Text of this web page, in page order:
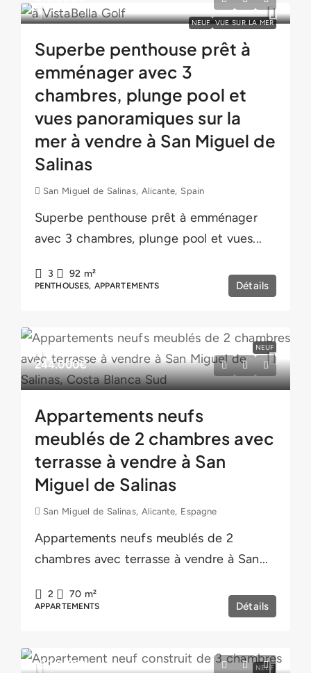
NEUF VUE SUR LA MER
Superbe penthouse prêt à
emménager avec 3
chambres, plunge pool et
vues panoramiques sur la
mer à vendre à San Miguel de
Salinas
San Miguel de Salinas, Alicante, Spain
Superbe penthouse prêt à emménager
avec 3 chambres, plunge pool et vues...
3 92 m²
PENTHOUSES, APPARTEMENTS Détails
NEUF
244.000€
Appartements neufs
meublés de 2 chambres avec
terrasse à vendre à San
Miguel de Salinas
San Miguel de Salinas, Alicante, Espagne
Appartements neufs meublés de 2
chambres avec terrasse à vendre à San...
2 70 m²
APPARTEMENTS Détails
NEUF
190.000€